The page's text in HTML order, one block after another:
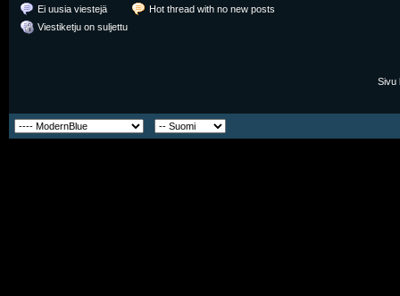
Ei uusia viestejä
Hot thread with no new posts
Viestiketju on suljettu
Sivu